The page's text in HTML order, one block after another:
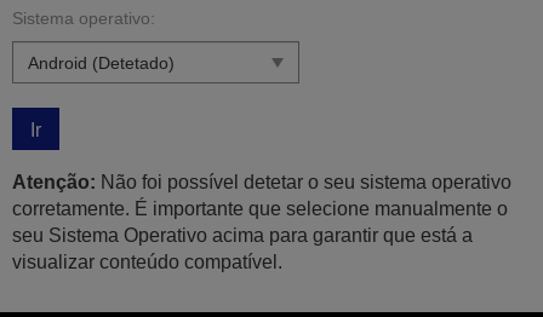
Sistema operativo:
Ir
Atenção: Não foi possível detetar o seu sistema operativo
corretamente. É importante que selecione manualmente o
seu Sistema Operativo acima para garantir que está a
visualizar conteúdo compatível.